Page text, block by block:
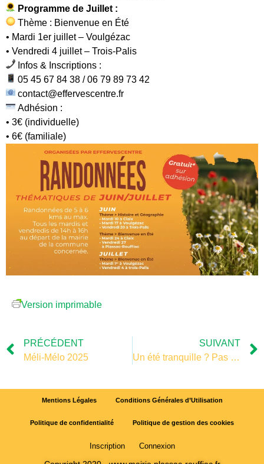
Programme de Juillet :
Thème : Bienvenue en Été
• Mardi 1er juillet – Voulgézac
• Vendredi 4 juillet – Trois-Palis
Infos & Inscriptions :
05 45 67 84 38 / 06 79 89 73 42
contact@effervescentre.fr
Adhésion :
• 3€ (individuelle)
• 6€ (familiale)
Version imprimable
PRÉCÉDENT
Méli-Mélo 2025
SUIVANT
Un été tranquille ? Pas vraiment !
Mentions Légales Conditions Générales d’Utilisation
Politique de confidentialité Politique de gestion des cookies
Inscription Connexion